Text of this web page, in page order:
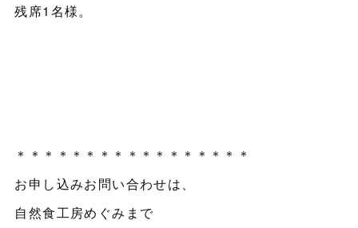
残席1名様。
＊＊＊＊＊＊＊＊＊＊＊＊＊＊＊＊＊
お申し込みお問い合わせは、
自然食工房めぐみまで